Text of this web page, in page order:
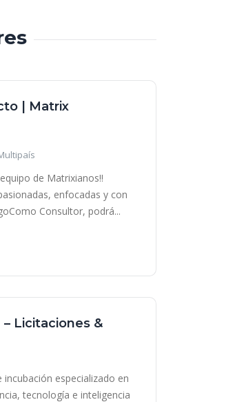
| Matrix
de Matrixianos!!
enfocadas y con
Consultor, podrá...
Licitaciones &
especializado en
tecnología e inteligencia